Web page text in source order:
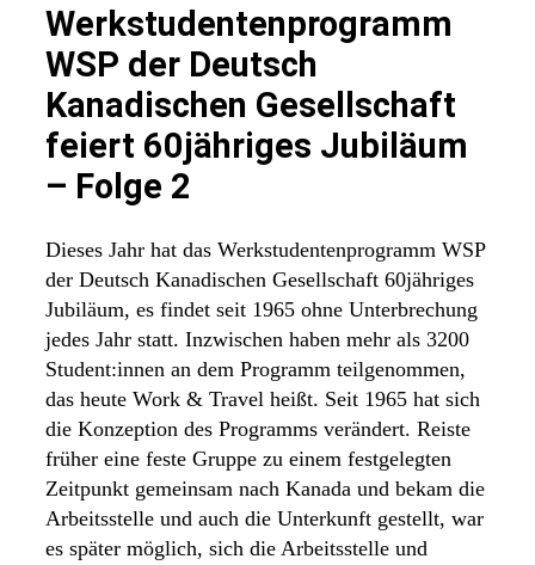
Werkstudentenprogramm
WSP der Deutsch
Kanadischen Gesellschaft
feiert 60jähriges Jubiläum
– Folge 2
Dieses Jahr hat das Werkstudentenprogramm WSP
der Deutsch Kanadischen Gesellschaft 60jähriges
Jubiläum, es findet seit 1965 ohne Unterbrechung
jedes Jahr statt. Inzwischen haben mehr als 3200
Student:innen an dem Programm teilgenommen,
das heute Work & Travel heißt. Seit 1965 hat sich
die Konzeption des Programms verändert. Reiste
früher eine feste Gruppe zu einem festgelegten
Zeitpunkt gemeinsam nach Kanada und bekam die
Arbeitsstelle und auch die Unterkunft gestellt, war
es später möglich, sich die Arbeitsstelle und